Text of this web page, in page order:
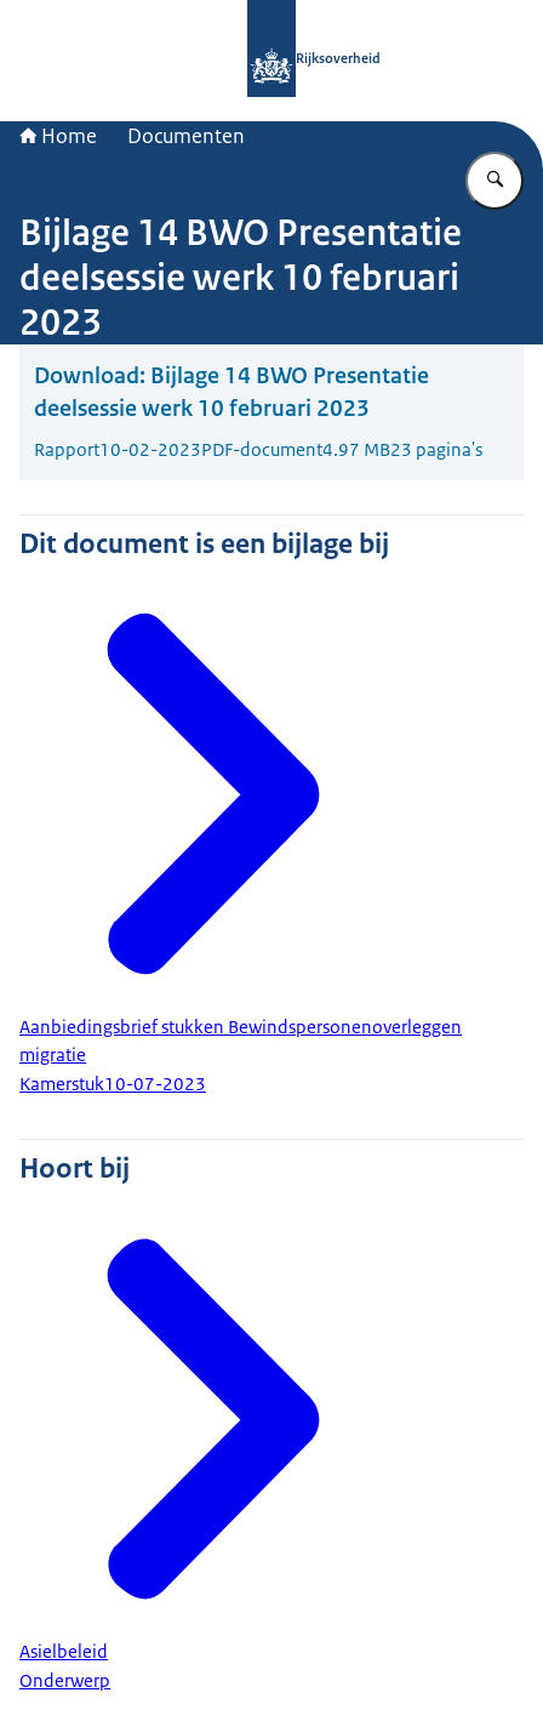
Rijksoverheid
Home Documenten
Bijlage 14 BWO Presentatie
deelsessie werk 10 februari
2023
Download: Bijlage 14 BWO Presentatie
deelsessie werk 10 februari 2023
Rapport10-02-2023PDF-document4.97 MB23 pagina's
Dit document is een bijlage bij
Aanbiedingsbrief stukken Bewindspersonenoverleggen
migratie
Kamerstuk10-07-2023
Hoort bij
Asielbeleid
Onderwerp